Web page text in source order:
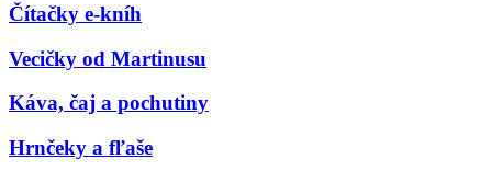
Čítačky e-kníh
Vecičky od Martinusu
Káva, čaj a pochutiny
Hrnčeky a fľaše